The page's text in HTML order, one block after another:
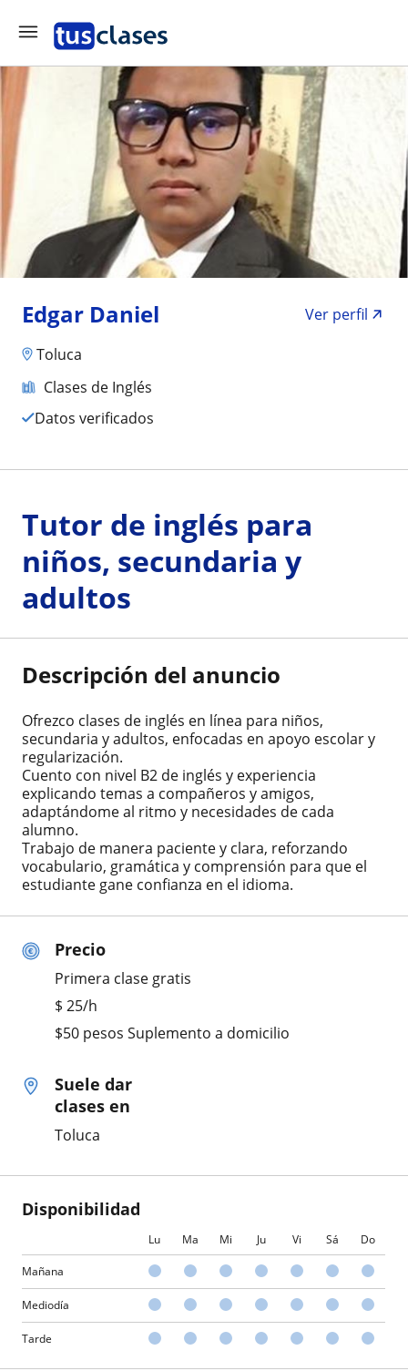
Edgar Daniel
Ver perfil
Toluca
Clases de Inglés
Datos verificados
Precio
Primera clase gratis
$ 25/h
$50 pesos Suplemento a domicilio
Suele dar
clases en
Toluca
Disponibilidad
Lu Ma Mi Ju Vi Sá Do
Mañana
Mediodía
Tarde
Tutor de inglés para
niños, secundaria y
adultos
Descripción del anuncio
Ofrezco clases de inglés en línea para niños,
secundaria y adultos, enfocadas en apoyo escolar y
regularización.
Cuento con nivel B2 de inglés y experiencia
explicando temas a compañeros y amigos,
adaptándome al ritmo y necesidades de cada
alumno.
Trabajo de manera paciente y clara, reforzando
vocabulario, gramática y comprensión para que el
estudiante gane confianza en el idioma.